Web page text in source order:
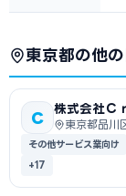
東京都の他
C
株式会社Ｃ
東京都品川
その他サービス業向け
+17